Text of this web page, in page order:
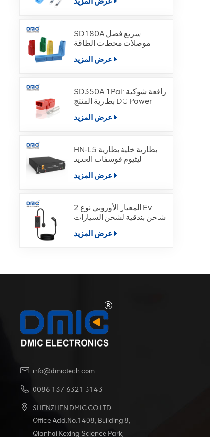
SD180A سريع فصل
موصلات محطات الطاقة
عرض المزيد
SD350A 1Pair رافعة شوكية
بطارية المنتج DC Power
عرض المزيد
HN-L5 بطارية خلية بطارية
ليثيوم فوسفات الحديد
عرض المزيد
المعيار الأوروبي نوع 2 Ev
شاحن بندقية لشحن السيارات
عرض المزيد
info@dmictech.com
0086 137 6321 3143
SHENZHEN DMIC CO.LTD
Office Add:No.1408, Building 8,
Qianhai Kexing Science Park,